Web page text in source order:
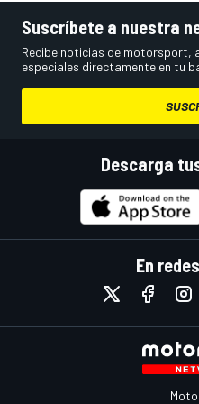
Suscríbete a nuestra
Recibe noticias de motorsport,
especiales directamente en tu
Descarga
En